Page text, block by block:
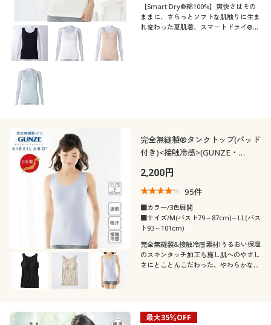
デジタルカタログ
カタログ無料プレゼント
会員メニュー
マイページ
閲覧履歴
お気に入り
サポート
ご利用ガイド
よくある質問とお問い合わせ
(5)
(4〜4.9)
レディースサ
イズ
S LL 3L 4L
5L
ブラカップサ
AA B C
カラー
【Smart Dry®綿100%】爽快さはその
ままに、さらっとソフトな肌触りに生ま
れ変わった夏肌着、スマートドライ®綿
完全無縫製®タンクトップ(パッド
付き)<接触冷感>(GUNZE・
2,200円
95件
■カラー/3色展開
■サイズ/M(バスト79～87cm)～LL(バス
ト93～101cm)
完全無縫製&接触冷感素材!うるおい保湿
のスキンタッチ加工も施し肌へのやさし
さにとことんこだわった、やわらかなデ
最大35％OFF